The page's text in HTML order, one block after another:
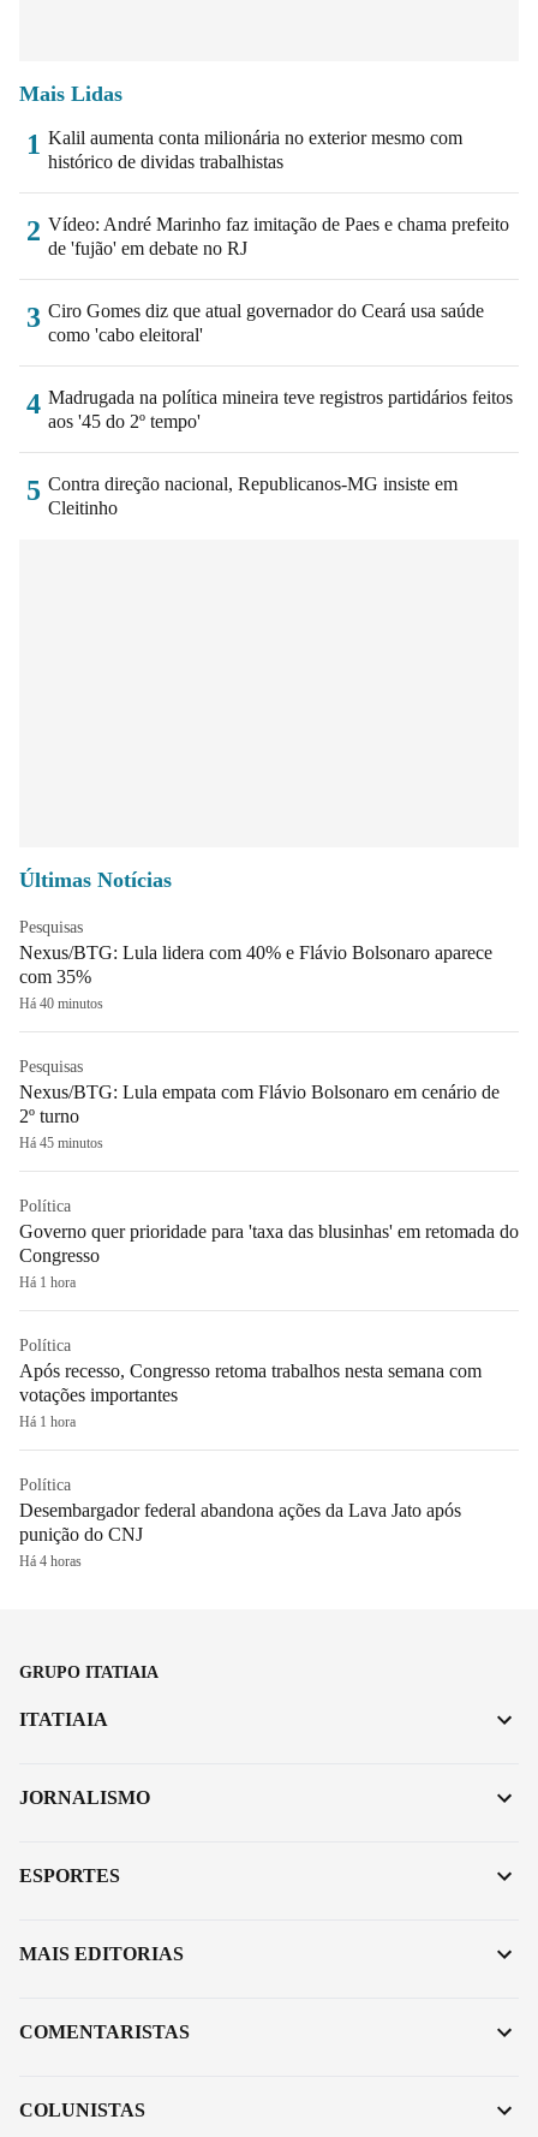
Mais Lidas
1 Kalil aumenta conta milionária no exterior mesmo com
histórico de dividas trabalhistas
2 Vídeo: André Marinho faz imitação de Paes e chama prefeito
de 'fujão' em debate no RJ
3 Ciro Gomes diz que atual governador do Ceará usa saúde
como 'cabo eleitoral'
4 Madrugada na política mineira teve registros partidários feitos
aos '45 do 2º tempo'
5 Contra direção nacional, Republicanos-MG insiste em
Cleitinho
Últimas Notícias
Pesquisas
Nexus/BTG: Lula lidera com 40% e Flávio Bolsonaro aparece
com 35%
Há 40 minutos
Pesquisas
Nexus/BTG: Lula empata com Flávio Bolsonaro em cenário de
2º turno
Há 45 minutos
Política
Governo quer prioridade para 'taxa das blusinhas' em retomada do
Congresso
Há 1 hora
Política
Após recesso, Congresso retoma trabalhos nesta semana com
votações importantes
Há 1 hora
Política
Desembargador federal abandona ações da Lava Jato após
punição do CNJ
Há 4 horas
GRUPO ITATIAIA
ITATIAIA
JORNALISMO
ESPORTES
MAIS EDITORIAS
COMENTARISTAS
COLUNISTAS